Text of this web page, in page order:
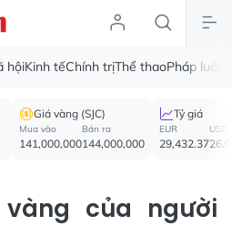
hộiKinh tếChính trịThể thaoPháp luật
Giá vàng (SJC)
Mua vào
141,000,000
Bán ra
144,000,000
Tỷ giá
EUR
29,432.37
USD
của người